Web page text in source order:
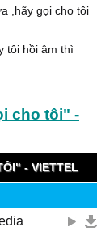
,hãy gọi cho tôi
tôi hồi âm thì
cho tôi" -
- VIETTEL